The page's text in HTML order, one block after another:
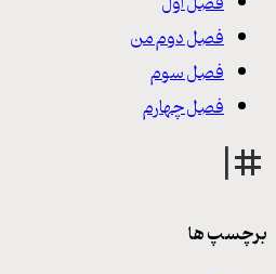
فصل دوم من
فصل سوم
فصل چهارم
برچسپ ها